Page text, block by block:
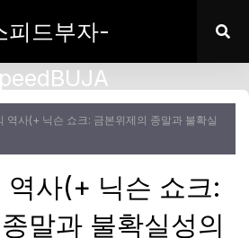
피드부자-
역사(+ 닉슨 쇼크: 금본위제의 종말과 불확실
역사(+ 닉슨 쇼크:
말과 불확실성의